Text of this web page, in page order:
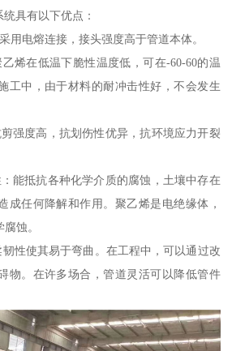
具有以下优点：
用电熔连接，接头强度高于管道本体。
烯在低温下脆性温度低，可在-60-60的温
工中，由于材料的耐冲击性好，不会发生
强度高，抗划伤性优异，抗环境应力开裂
能抵抗各种化学介质的腐蚀，土壤中存在
成任何降解和作用。聚乙烯是电绝缘体，
蚀。
性使其易于弯曲。在工程中，可以通过改
物。在许多场合，管道灵活可以降低管件